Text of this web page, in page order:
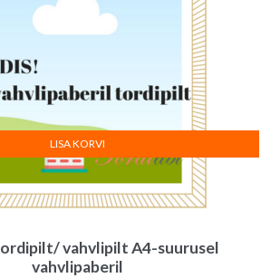
vahvlipilt A4-suurusel
vahvlipaberil
LISA KORVI